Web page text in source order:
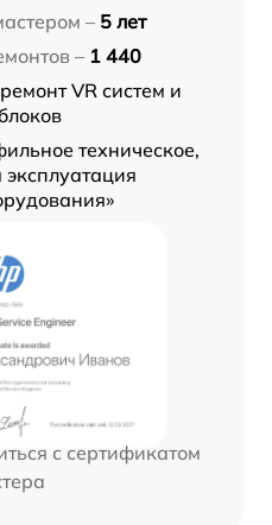
– 5 лет
– 1 440
ремонт VR систем и
техническое,
эксплуатация
с сертификатом